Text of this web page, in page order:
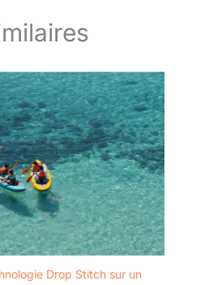
Drop Stitch sur un